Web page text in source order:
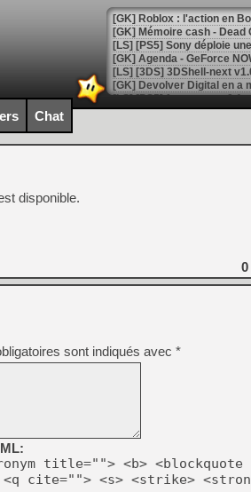
[GK] Roblox : l'action en
[GK] Agenda - GeForce
[GK] Devolver Digital en a
[LS] [PS5] ps5-y2jb-
[GK] Pourquoi Marvel
[GK] Test : Restory : Chill
[GK] GTA 6 : Rockstar
[GK] Hot Wheels Infinite
[GK] Mémoire cash -
[GK] Résultats Nintendo :
[GK] Déjà des
[Mo5] Brickboy cherche à
[GK] Minecraft et ses «
[GK] Beast of
[GK] Ubisoft : fin de partie
[GK] Mémoire cash -
[GK] Dan Houser (GTA)
[GK] Comment EA Sports
[GK] Crimson Moon : un
[GK] Isle of Reveries : le
[GK] Moonlighter 2 : The
[GK] Capcom relance
[Mo5] Deux inédits du
[GK] Le beat'em up The
Chat
disponible.
0
sont indiqués avec *
title=""> <b> <blockquote
<q cite=""> <s> <strike>